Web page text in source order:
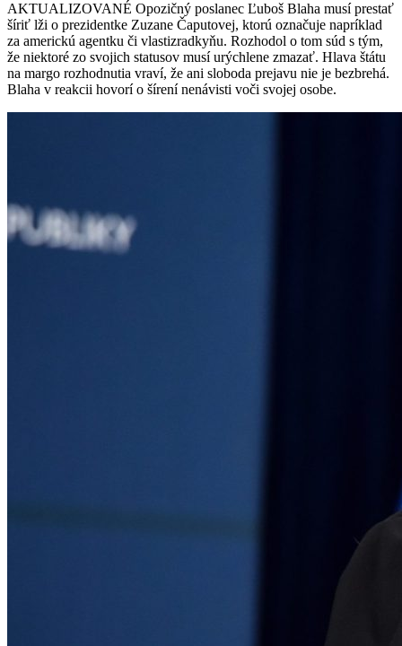
AKTUALIZOVANÉ Opozičný poslanec Ľuboš Blaha musí prestať
šíriť lži o prezidentke Zuzane Čaputovej, ktorú označuje napríklad
za americkú agentku či vlastizradkyňu. Rozhodol o tom súd s tým,
že niektoré zo svojich statusov musí urýchlene zmazať. Hlava štátu
na margo rozhodnutia vraví, že ani sloboda prejavu nie je bezbrehá.
Blaha v reakcii hovorí o šírení nenávisti voči svojej osobe.